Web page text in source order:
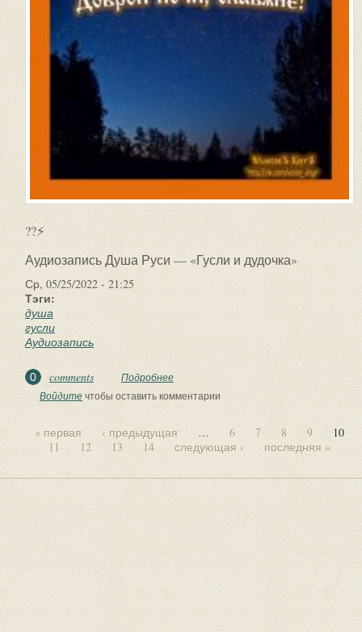
??⚡
Аудиозапись Душа Руси — «Гусли и дудочка»
Ср, 05/25/2022 - 21:25
Тэги:
душа
гусли
Аудиозапись
0 comments Подробнее
и дудочка».
Войдитечтобы оставить комментарии
« первая ‹ предыдущая … 6 7 8 9
10
11
12 13 14 следующая › последняя »